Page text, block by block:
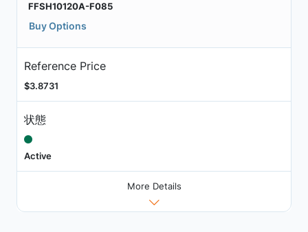
FFSH10120A-F085
Buy Options
Reference Price
$3.8731
状態
Active
More Details